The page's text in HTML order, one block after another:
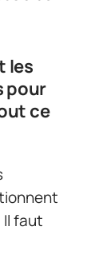
les
pour
ce
faut